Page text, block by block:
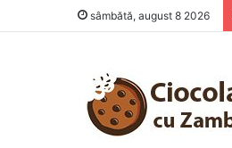
sâmbătă, august 8 2026